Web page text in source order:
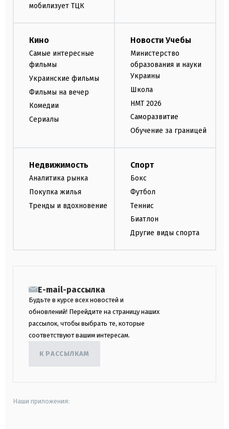
мобилизует ТЦК
Кино
Самые интересные
фильмы
Украинские фильмы
Фильмы на вечер
Комедии
Сериалы
Новости Учебы
Министерство
образования и науки
Украины
Школа
НМТ 2026
Саморазвитие
Обучение за границей
Недвижимость
Аналитика рынка
Покупка жилья
Тренды и вдохновение
Спорт
Бокс
Футбол
Теннис
Биатлон
Другие виды спорта
E-mail-рассылка
Будьте в курсе всех новостей и
обновлений! Перейдите на страницу наших
рассылок, чтобы выбрать те, которые
соответствуют вашим интересам.
К РАССЫЛКАМ
Наши приложения: